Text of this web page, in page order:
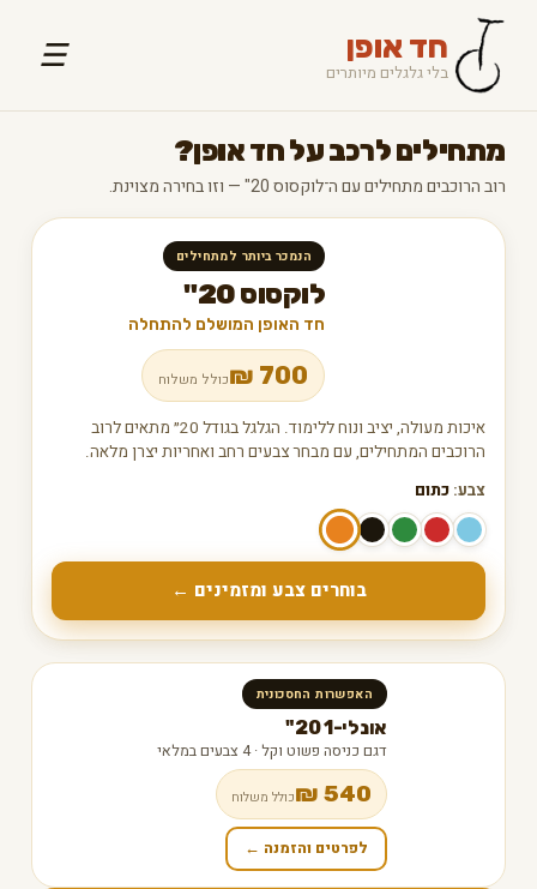
חד אופן
בלי גלגלים מיותרים ☰
מתחילים לרכב על חד אופן?
רוב הרוכבים מתחילים עם ה־לוקסוס 20" — וזו בחירה מצוינת.
הנמכר ביותר למתחילים
לוקסוס 20"
חד האופן המושלם להתחלה
700
₪כולל משלוח
איכות מעולה, יציב ונוח ללימוד. הגלגל בגודל 20״ מתאים לרוב
הרוכבים המתחילים, עם מבחר צבעים רחב ואחריות יצרן מלאה.
צבע: כתום
בוחרים צבע ומזמינים ←
האפשרות החסכונית
אונלי-1 20"
דגם כניסה פשוט וקל · 4 צבעים במלאי
540 ₪ כולל משלוח
לפרטים והזמנה ←